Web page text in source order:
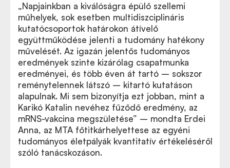
„Napjainkban a kiválóságra épülő szellemi
műhelyek, sok esetben multidiszciplináris
kutatócsoportok határokon átívelő
együttműködése jelenti a tudomány hatékony
művelését. Az igazán jelentős tudományos
eredmények szinte kizárólag csapatmunka
eredményei, és több éven át tartó – sokszor
reménytelennek látszó – kitartó kutatáson
alapulnak. Mi sem bizonyítja ezt jobban, mint a
Karikó Katalin nevéhez fűződő eredmény, az
mRNS-vakcina megszületése” – mondta Erdei
Anna, az MTA főtitkárhelyettese az egyéni
tudományos életpályák kvantitatív értékeléséről
szóló tanácskozáson.